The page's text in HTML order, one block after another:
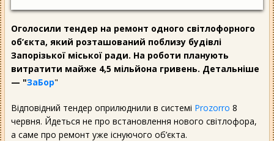
Оголосили тендер на ремонт одного світлофорного
об’єкта, який розташований поблизу будівлі
Запорізької міської ради. На роботи планують
витратити майже 4,5 мільйона гривень. Детальніше
— "ЗаБор"
Відповідний тендер оприлюднили в системі Prozorro 8
червня. Йдеться не про встановлення нового світлофора,
а саме про ремонт уже існуючого об’єкта.